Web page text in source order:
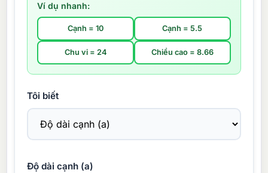
Ví dụ nhanh:
Cạnh = 10 Cạnh = 5.5
Chu vi = 24 Chiều cao = 8.66
Tôi biết
Độ dài cạnh (a)